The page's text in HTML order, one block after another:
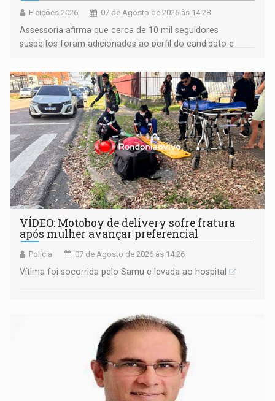
Eleições 2026 07 de Agosto de 2026 às 14:28
Assessoria afirma que cerca de 10 mil seguidores
suspeitos foram adicionados ao perfil do candidato e
remover as contas
VÍDEO: Motoboy de delivery sofre fratura
após mulher avançar preferencial
Polícia 07 de Agosto de 2026 às 14:26
Vítima foi socorrida pelo Samu e levada ao hospital